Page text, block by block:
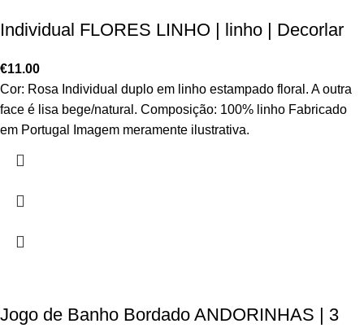
Individual FLORES LINHO | linho | Decorlar
€11.00
Cor: Rosa Individual duplo em linho estampado floral. A outra
face é lisa bege/natural. Composição: 100% linho Fabricado
em Portugal Imagem meramente ilustrativa.
Jogo de Banho Bordado ANDORINHAS | 3